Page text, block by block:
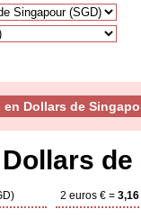
Dollars de
2 euros € = 3,16